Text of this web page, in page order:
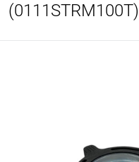
(0111STRM100T)